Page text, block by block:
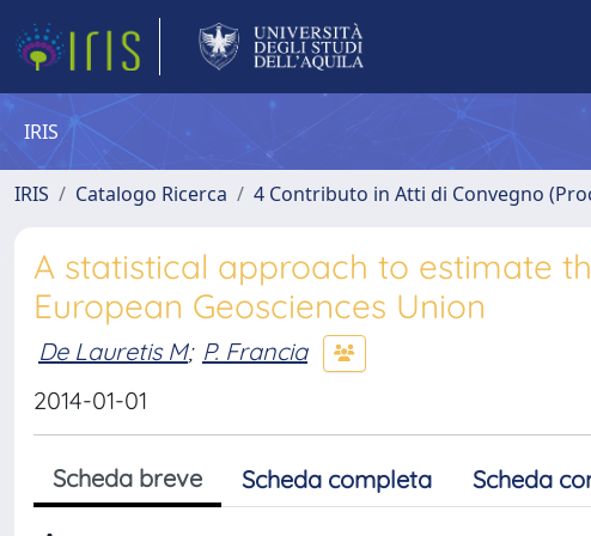
IRIS
IRIS Catalogo Ricerca 4 Contributo in Atti di Convegno
A statistical approach to estimate
European Geosciences Union
De Lauretis M; P. Francia
2014-01-01
Scheda breve Scheda completa Scheda